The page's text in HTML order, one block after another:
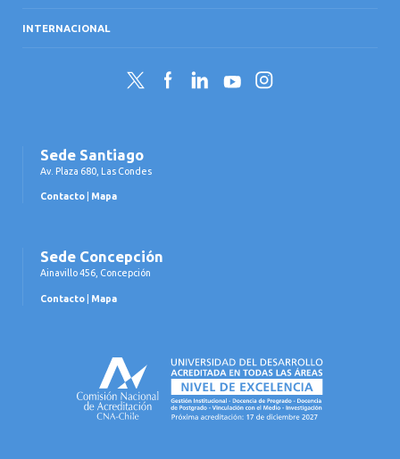
INTERNACIONAL
Twitter FacebookLinkedInYouTubeInstagram
Sede Santiago
Av. Plaza 680, Las Condes
Contacto Mapa
Sede Concepción
Ainavillo 456, Concepción
Contacto Mapa